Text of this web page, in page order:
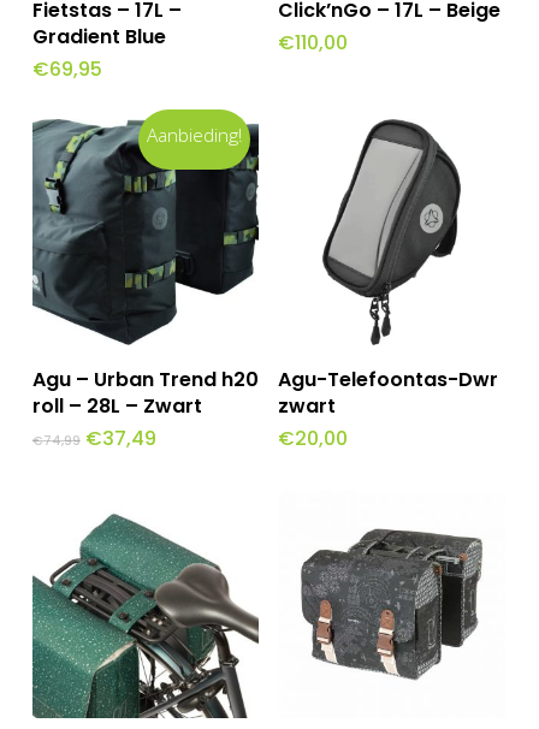
Fietstas – 17L –
Gradient Blue
€69,95
Click’nGo – 17L – Beige
€110,00
Aanbieding!
Toevoegen Aan
Winkelwagen
Agu – Urban Trend h20
roll – 28L – Zwart
€74,99 Oorspronkelijke
€37,49Huidige
Toevoegen Aan
Winkelwagen
Agu-Telefoontas-Dwr
zwart
€20,00